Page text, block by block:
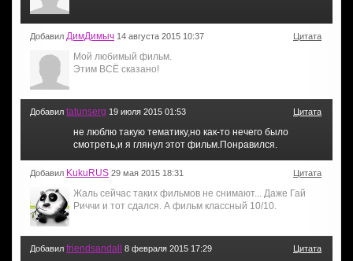
Добавил ДимДимыч 14 августа 2015 10:37 Цитата
Мой любимый фильм.
Этим ВСЁ сказано!
Добавил tatunserg 19 июля 2015 01:53 Цитата
не люблю такую тематику,но как-то нечего было
смотреть,и я глянул этот фильм.Понравился.
Добавил KukuRUS 29 мая 2015 18:31 Цитата
Жаль сейчас таких фильмов не снимают... Даже Гай
Риччи и тот сдался. А фильм классный 10/10.
Добавил friendsandall 8 февраля 2015 17:29 Цитата